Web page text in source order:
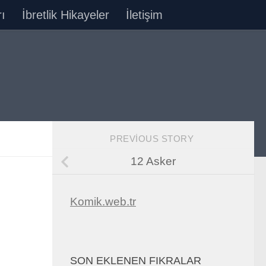
İbretlik Hikayeler İletişim
PREVIOUS STORY
12 Asker
Komik.web.tr
SON EKLENEN FIKRALAR